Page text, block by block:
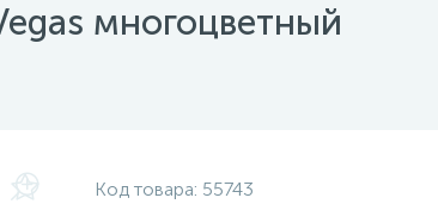
многоцветный
Код товара: 55743